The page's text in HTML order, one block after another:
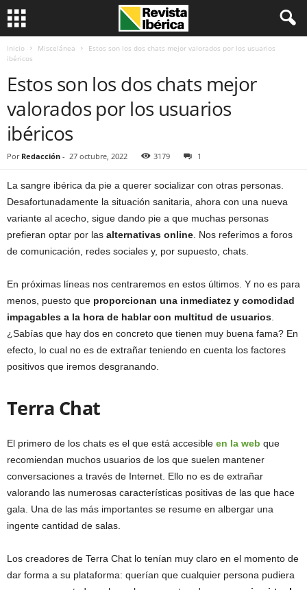
Inicio Miscelánea
Estos son los dos chats mejor valorados por los usuarios
ibéricos
Estos son los dos chats mejor
valorados por los usuarios
ibéricos
Por Redacción - 27 octubre, 2022 3179 1
La sangre ibérica da pie a querer socializar con otras personas.
Desafortunadamente la situación sanitaria, ahora con una nueva
variante al acecho, sigue dando pie a que muchas personas
prefieran optar por las alternativas online . Nos referimos a foros
de comunicación, redes sociales y, por supuesto, chats.
En próximas líneas nos centraremos en estos últimos. Y no es para
menos, puesto que proporcionan una inmediatez y comodidad
impagables a la hora de hablar con multitud de usuarios
¿Sabías que hay dos en concreto que tienen muy buena fama? En
efecto, lo cual no es de extrañar teniendo en cuenta los factores
positivos que iremos desgranando.
Terra Chat
El primero de los chats es el que está accesible en la web que
recomiendan muchos usuarios de los que suelen mantener
conversaciones a través de Internet. Ello no es de extrañar
valorando las numerosas características positivas de las que hace
gala. Una de las más importantes se resume en albergar una
ingente cantidad de salas.
Los creadores de Terra Chat lo tenían muy claro en el momento de
dar forma a su plataforma: querían que cualquier persona pudiera